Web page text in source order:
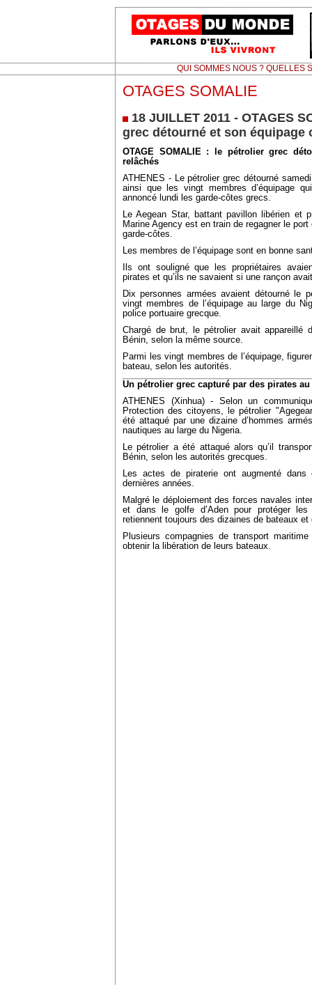
QUI SOMMES NOUS ? QUELLES
OTAGES SOMALIE
18 JUILLET 2011 - OTAGES
grec détourné et son équipage
OTAGE SOMALIE : le pétrolier grec
relâchés
ATHENES - Le pétrolier grec détourné
ainsi que les vingt membres d’équipage
annoncé lundi les garde-côtes grecs.
Le Aegean Star, battant pavillon libérien et
Marine Agency est en train de regagner le
garde-côtes.
Les membres de l’équipage sont en bonne
Ils ont souligné que les propriétaires
pirates et qu’ils ne savaient si une rançon
Dix personnes armées avaient détourné le
vingt membres de l’équipage au large du
police portuaire grecque.
Chargé de brut, le pétrolier avait appareillé
Bénin, selon la même source.
Parmi les vingt membres de l’équipage,
bateau, selon les autorités.
Un pétrolier grec capturé par des pirates
ATHENES (Xinhua) - Selon un
Protection des citoyens, le pétrolier
été attaqué par une dizaine d’hommes
nautiques au large du Nigeria.
Le pétrolier a été attaqué alors qu’il
Bénin, selon les autorités grecques.
Les actes de piraterie ont augmenté
dernières années.
Malgré le déploiement des forces navales
et dans le golfe d’Aden pour protéger
retiennent toujours des dizaines de bateaux et
Plusieurs compagnies de transport
obtenir la libération de leurs bateaux.